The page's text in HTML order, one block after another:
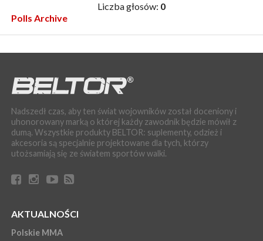
Liczba głosów: 0
Polls Archive
Nadszedł czas, aby ten świat wojowników został doceniony i
uhonorowany marką o której każdy zawodnik będzie mówił z
dumą. Wszystkie produkty BELTOR: suplementy, odzież i
akcesoria są specjalnie projektowane dla tych, którzy
utożsamiają się ze światem sportów walki.
AKTUALNOŚCI
Polskie MMA